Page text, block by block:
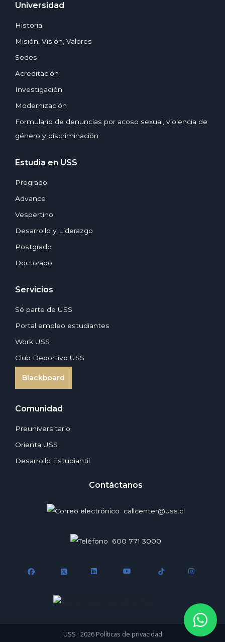
Universidad
Historia
Misión, Visión, Valores
Sedes
Acreditación
Investigación
Modernización
Formulario de denuncias por acoso sexual, violencia de
género y discriminación
Estudia en USS
Pregrado
Advance
Vespertino
Desarrollo y Liderazgo
Postgrado
Doctorado
Servicios
Sé parte de USS
Portal empleo estudiantes
Work USS
Club Deportivo USS
Blackboard
Comunidad
Preuniversitario
Orienta USS
Desarrollo Estudiantil
Contáctanos
callcenter@uss.cl
600 771 3000
USS · 2026 Políticas de privacidad